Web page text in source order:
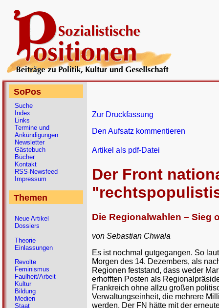
Zur Druckfassung
Den Aufsatz kommentieren
Artikel als pdf-Datei
Der Front
Die Regionalwahlen – Sieg
von Sebastian Chwala
Es ist nochmal gutgegangen. So
Morgen des 14. Dezembers, als
Regionen feststand, dass weder
erhofften Posten als
Frankreich ohne allzu großen
Verwaltungseinheit, die mehrere
werden. Der FN hätte mit der
SoPos
Suche
Index
Links
Termine und
Ankündigungen
Newsletter
Gästebuch
Bücher
Kontakt
RSS-Newsfeed
Impressum
Themen
Neue Artikel
Dossiers
Theorie
Einlassungen
Revolte
Feminismus
Faulheit/Arbeit
Kultur
Bildung
Medien
Staat